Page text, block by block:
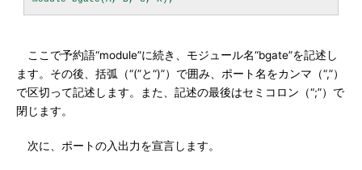
ここで予約語“module”に続き、モジュール名“bgate”を記述し
ます。その後、括弧（“(”と“)”）で囲み、ポート名をカンマ（“,”）
で区切って記述します。また、記述の最後はセミコロン（“;”）で
閉じます。
次に、ポートの入出力を宣言します。